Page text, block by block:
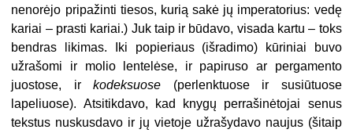
nenorėjo pripažinti tiesos, kurią sakė jų imperatorius: vedę
kariai – prasti kariai.) Juk taip ir būdavo, visada kartu – toks
bendras likimas. Iki popieriaus (išradimo) kūriniai buvo
užrašomi ir molio lentelėse, ir papiruso ar pergamento
juostose, irkodeksuose (perlenktuose ir susiūtuose
lapeliuose). Atsitikdavo, kad knygų perrašinėtojai senus
tekstus nuskusdavo ir jų vietoje užrašydavo naujus (šitaip